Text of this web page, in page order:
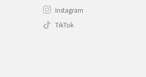
Instagram
TikTok